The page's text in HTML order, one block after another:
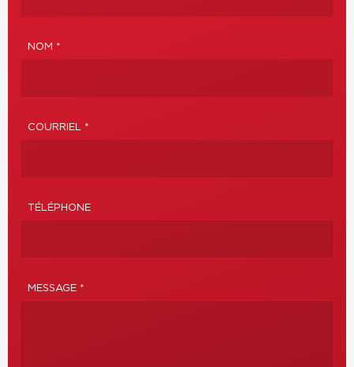
NOM *
COURRIEL *
TÉLÉPHONE
MESSAGE *